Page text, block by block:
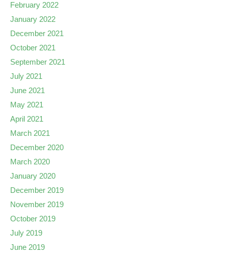
February 2022
January 2022
December 2021
October 2021
September 2021
July 2021
June 2021
May 2021
April 2021
March 2021
December 2020
March 2020
January 2020
December 2019
November 2019
October 2019
July 2019
June 2019